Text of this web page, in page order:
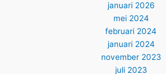
januari 2026
mei 2024
februari 2024
januari 2024
november 2023
juli 2023